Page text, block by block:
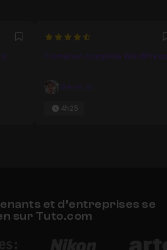
Favori4.5714285714286
Formation complète WordPress
Steven Sil
4h25
et d’entreprises se
sur Tuto.com